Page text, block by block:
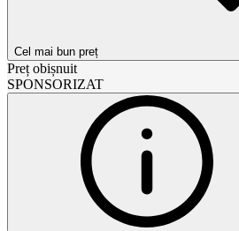
Cel mai bun preț
Preț obișnuit
SPONSORIZAT